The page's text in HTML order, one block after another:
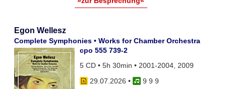
Egon Wellesz
Complete Symphonies • Works for Chamber Orchestra
cpo 555 739-2
5 CD • 5h 30min • 2001-2004, 2009
29.07.2026 •
9 9 9